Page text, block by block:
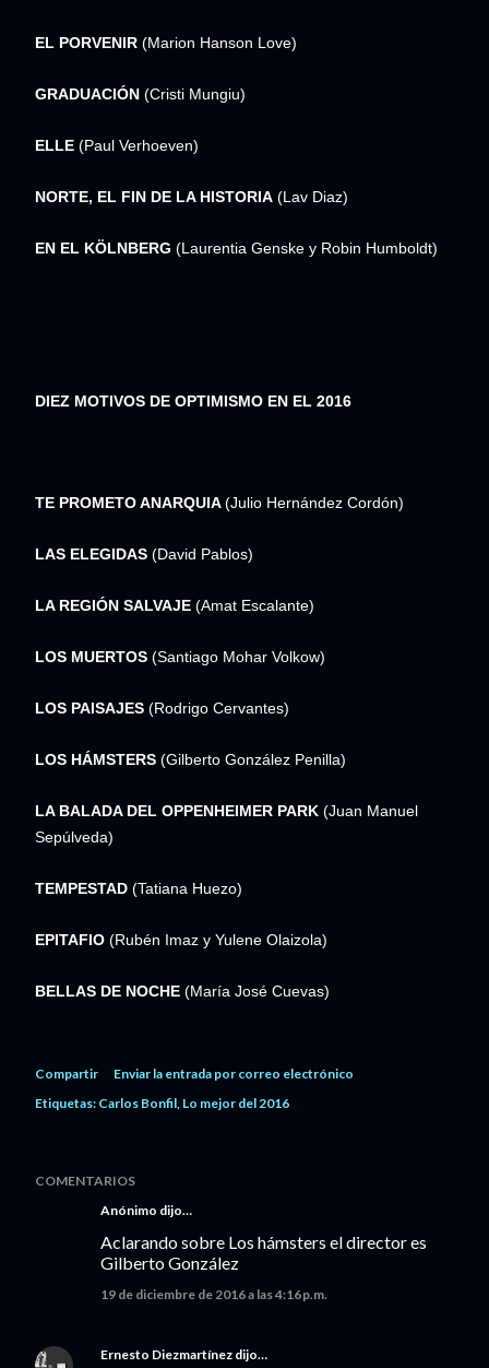
EL PORVENIR (Marion Hanson Love)
GRADUACIÓN (Cristi Mungiu)
ELLE (Paul Verhoeven)
NORTE, EL FIN DE LA HISTORIA (Lav Diaz)
EN EL KÖLNBERG (Laurentia Genske y Robin Humboldt)
DIEZ MOTIVOS DE OPTIMISMO EN EL 2016
TE PROMETO ANARQUIA(Julio Hernández Cordón)
LAS ELEGIDAS (David Pablos)
LA REGIÓN SALVAJE (Amat Escalante)
LOS MUERTOS (Santiago Mohar Volkow)
LOS PAISAJES (Rodrigo Cervantes)
LOS HÁMSTERS (Gilberto González Penilla)
LA BALADA DEL OPPENHEIMER PARK (Juan Manuel
Sepúlveda)
TEMPESTAD (Tatiana Huezo)
EPITAFIO (Rubén Imaz y Yulene Olaizola)
BELLAS DE NOCHE (María José Cuevas)
Compartir
Enviar la entrada por correo electrónico
Etiquetas: Carlos Bonfil Lo mejor del 2016
COMENTARIOS
Anónimo dijo…
Aclarando sobre Los hámsters el director es
Gilberto González
19 de diciembre de 2016 a las 4:16 p.m.
Ernesto Diezmartínez dijo…